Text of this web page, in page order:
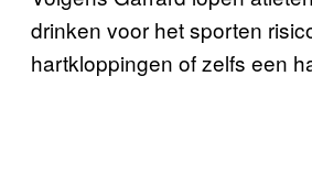
drinken voor het sporten
hartkloppingen of zelfs een